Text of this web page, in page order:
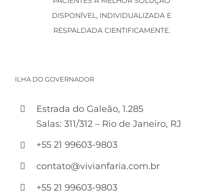
DISPONÍVEL, INDIVIDUALIZADA E
RESPALDADA CIENTIFICAMENTE.
ILHA DO GOVERNADOR
Estrada do Galeão, 1.285
Salas: 311/312 – Rio de Janeiro, RJ
+55 21 99603-9803
contato@vivianfaria.com.br
+55 21 99603-9803